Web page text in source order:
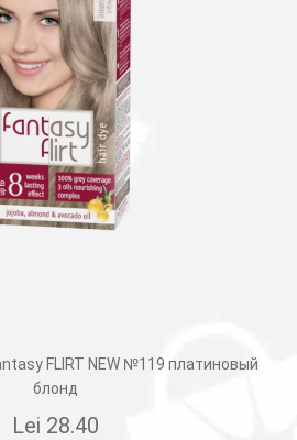
FLIRT NEW №119 платиновый
блонд
Lei 28.40